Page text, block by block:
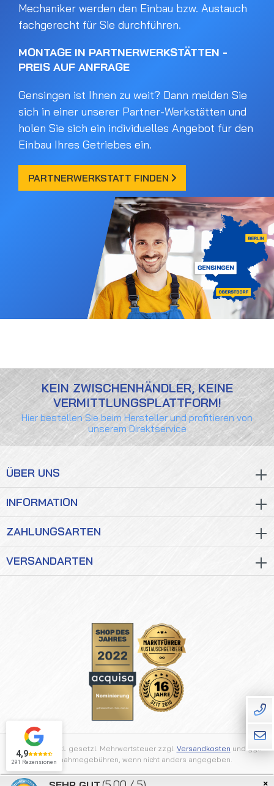
Mechaniker werden den Einbau bzw. Austauch
fachgerecht für Sie durchführen.
MONTAGE IN PARTNERWERKSTÄTTEN -
PREIS AUF ANFRAGE
Gensingen ist Ihnen zu weit? Dann melden Sie
sich in einer unserer Partner-Werkstätten und
holen Sie sich ein individuelles Angebot für den
Einbau Ihres Getriebes ein.
PARTNERWERKSTATT FINDEN
KEIN ZWISCHENHÄNDLER, KEINE
VERMITTLUNGSPLATTFORM!
Hier bestellen Sie beim Hersteller und profitieren von
unserem Direktservice
ÜBER UNS
INFORMATION
ZAHLUNGSARTEN
VERSANDARTEN
Alle Preise inkl. gesetzl. Mehrwertsteuer zzgl. Versandkosten und ggf.
Nachnahmegebühren, wenn nicht anders angegeben.
4,9
291 Rezensionen
×